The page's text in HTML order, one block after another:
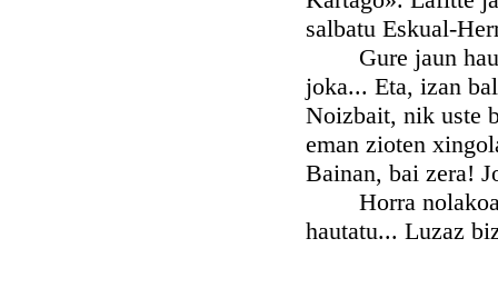
salbatu Eskual-
Gure jaun hau
joka... Eta, izan
Noizbait, nik uste
eman zioten
Bainan, bai zera!
Horra nolakoa
hautatu... Luzaz